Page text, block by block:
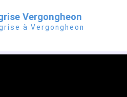
Vergongheon
à Vergongheon